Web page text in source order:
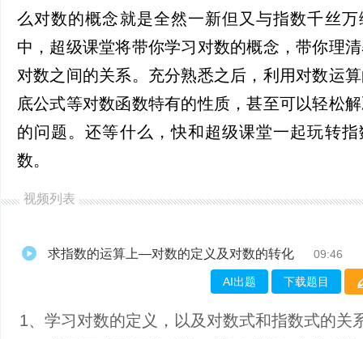
么对数的概念就是全然一新但又与指数千丝万
中，超级课堂将带你学习对数的概念，带你理
对数之间的关系。充分熟悉之后，利用对数运
底公式等对数函数特有的性质，甚至可以轻松
的问题。还等什么，快和超级课堂一起玩转
数。
视频列表
求指数的运算上—对数的定义及对数的转化 09:46
AI出题 下载题目
1、学习对数的定义，以及对数式和指数式的关